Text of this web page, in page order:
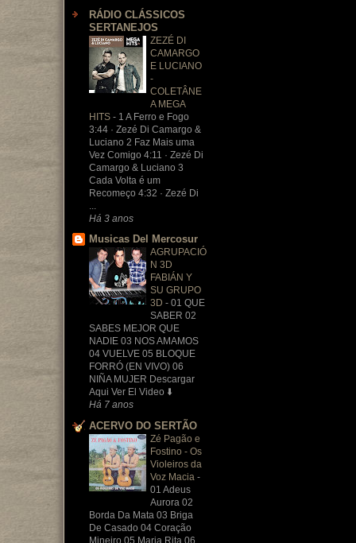
RÁDIO CLÁSSICOS
SERTANEJOS
ZEZÉ DI
CAMARGO
E LUCIANO
-
COLETÂNE
A MEGA
HITS - 1 A Ferro e Fogo
3:44 · Zezé Di Camargo &
Luciano 2 Faz Mais uma
Vez Comigo 4:11 · Zezé Di
Camargo & Luciano 3
Cada Volta é um
Recomeço 4:32 · Zezé Di
...
Há 3 anos
Musicas Del Mercosur
AGRUPACIÓ
N 3D
FABIÁN Y
SU GRUPO
3D - 01 QUE
SABER 02
SABES MEJOR QUE
NADIE 03 NOS AMAMOS
04 VUELVE 05 BLOQUE
FORRÓ (EN VIVO) 06
NIÑA MUJER Descargar
Aqui Ver El Video ⬇️
Há 7 anos
ACERVO DO SERTÃO
Zé Pagão e
Fostino - Os
Violeiros da
Voz Macia -
01 Adeus
Aurora 02
Borda Da Mata 03 Briga
De Casado 04 Coração
Mineiro 05 Maria Rita 06